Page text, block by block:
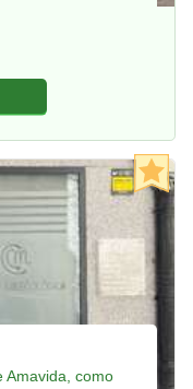
Amavida, como